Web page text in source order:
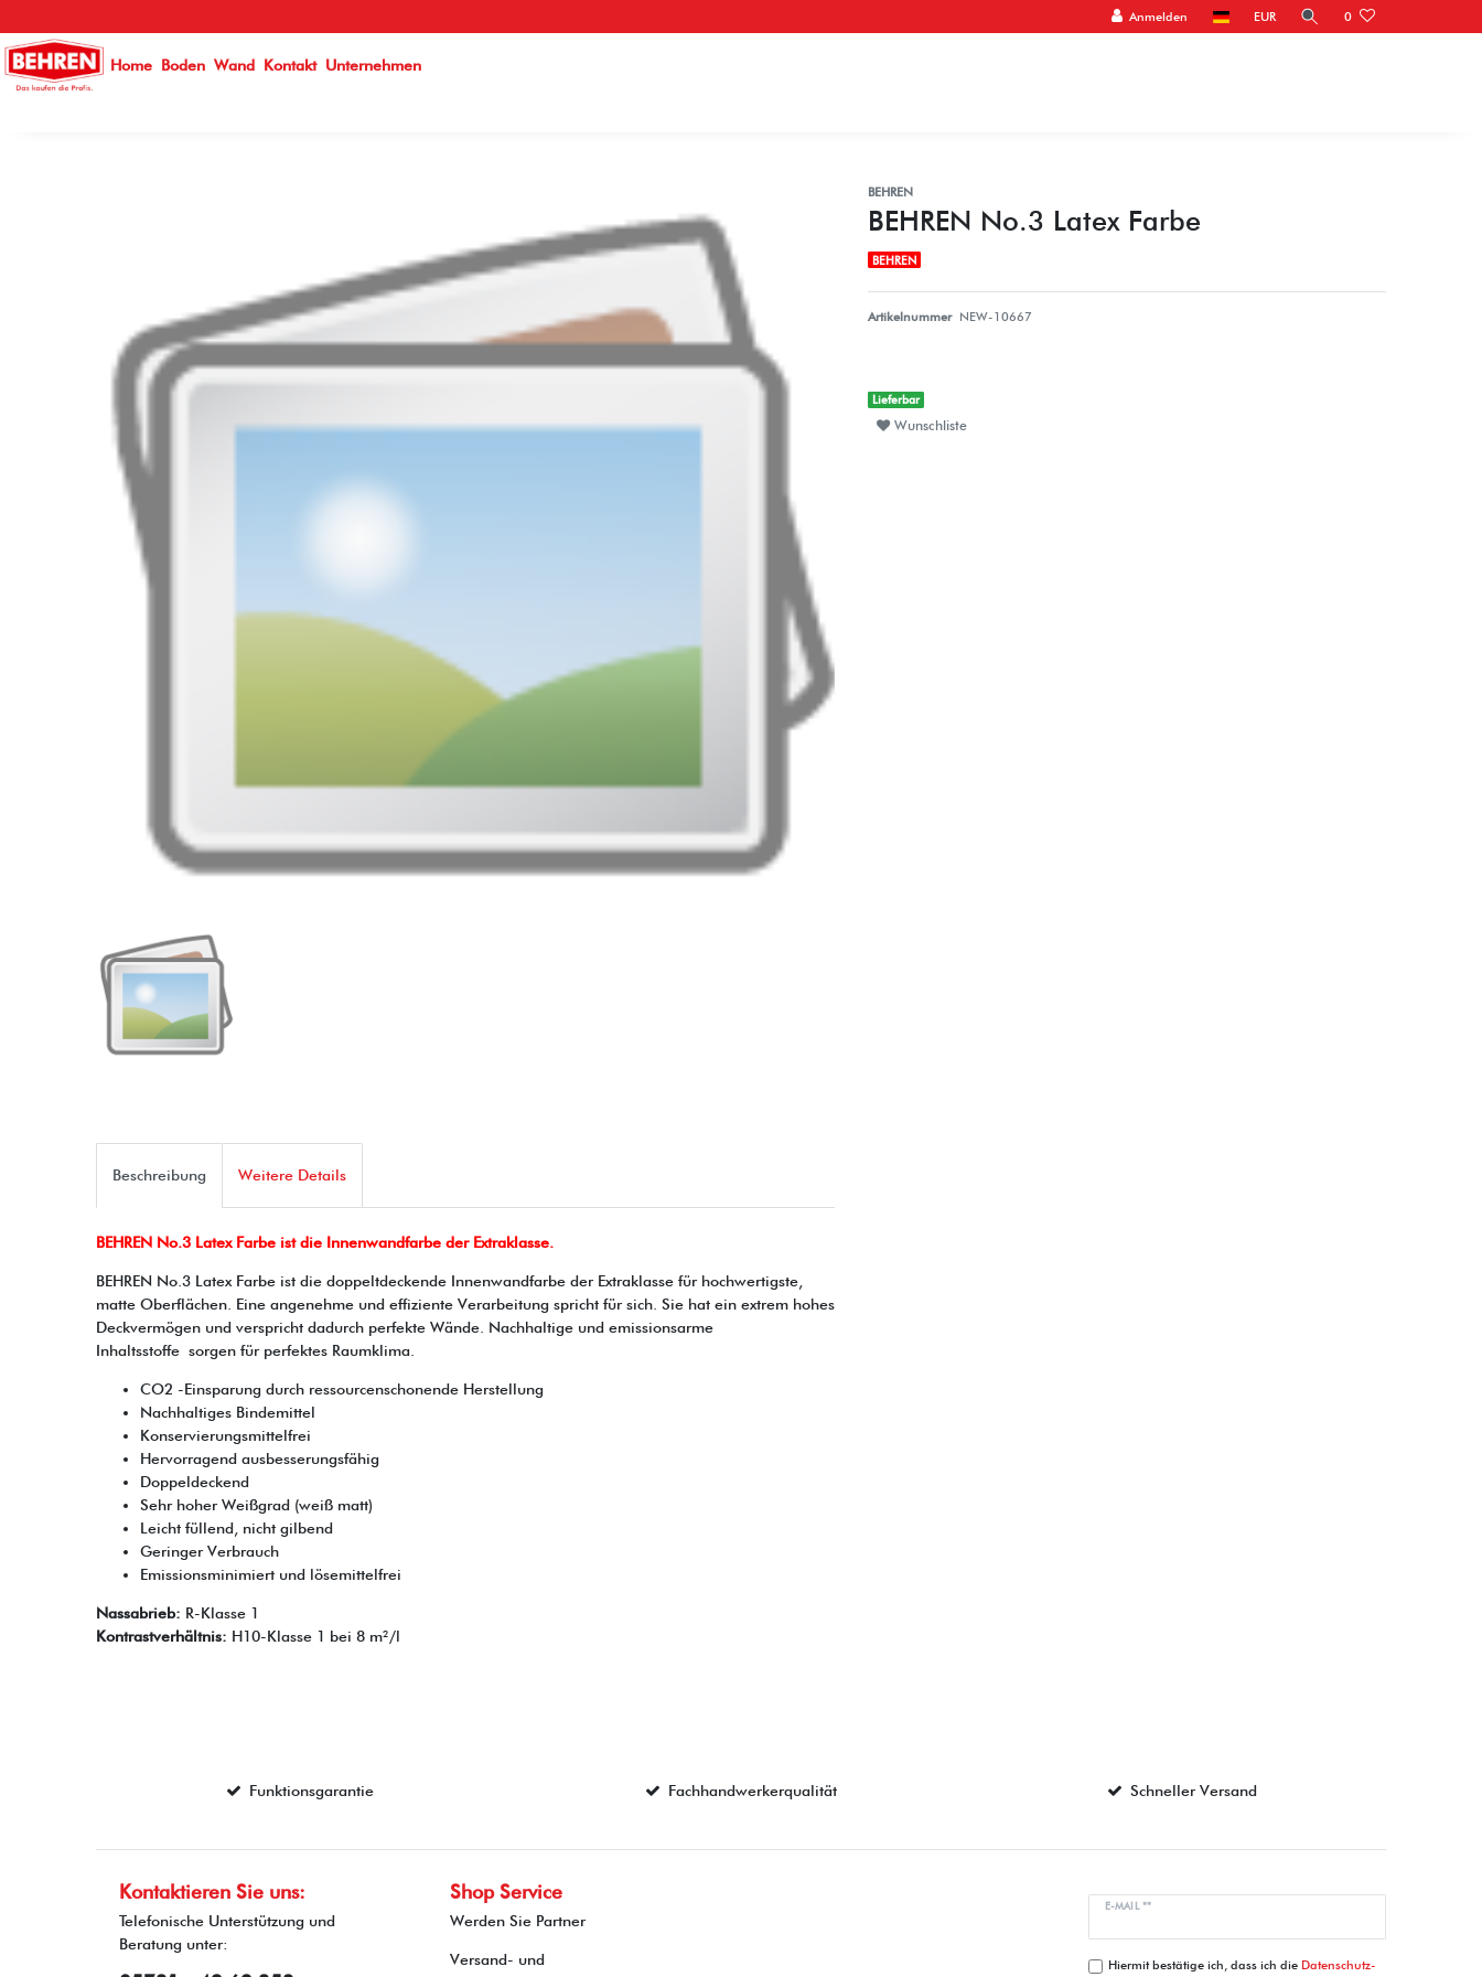
Anmelden EUR 0
Home Boden Wand Kontakt Unternehmen
BEHREN
BEHREN No.3 Latex Farbe
BEHREN
Artikelnummer NEW-10667
Lieferbar
Wunschliste
Beschreibung Weitere Details
BEHREN No.3 Latex Farbe ist die Innenwandfarbe der Extraklasse.
BEHREN No.3 Latex Farbe ist die doppeltdeckende Innenwandfarbe der Extraklasse für hochwertigste,
matte Oberflächen. Eine angenehme und effiziente Verarbeitung spricht für sich. Sie hat ein extrem hohes
Deckvermögen und verspricht dadurch perfekte Wände. Nachhaltige und emissionsarme
Inhaltsstoffe sorgen für perfektes Raumklima.
CO2 -Einsparung durch ressourcenschonende Herstellung
Nachhaltiges Bindemittel
Konservierungsmittelfrei
Hervorragend ausbesserungsfähig
Doppeldeckend
Sehr hoher Weißgrad (weiß matt)
Leicht füllend, nicht gilbend
Geringer Verbrauch
Emissionsminimiert und lösemittelfrei
Nassabrieb: R-Klasse 1
Kontrastverhältnis: H10-Klasse 1 bei 8 m²/l
Funktionsgarantie Fachhandwerkerqualität Schneller Versand
Kontaktieren Sie uns:
Telefonische Unterstützung und
Beratung unter:
Shop Service
Werden Sie Partner
Versand- und
E-MAIL **
Hiermit bestätige ich, dass ich die Daten­schutz­